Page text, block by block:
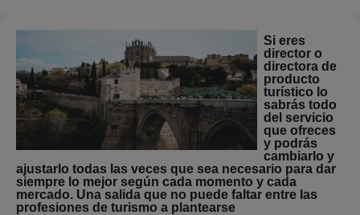
Si eres
director o
directora de
producto
turístico lo
sabrás todo
del servicio
que ofreces
y podrás
cambiarlo y
ajustarlo todas las veces que sea necesario para dar
siempre lo mejor según cada momento y cada
mercado. Una salida que no puede faltar entre las
profesiones de turismo a plantearse